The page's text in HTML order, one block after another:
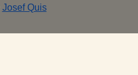
Josef Quis